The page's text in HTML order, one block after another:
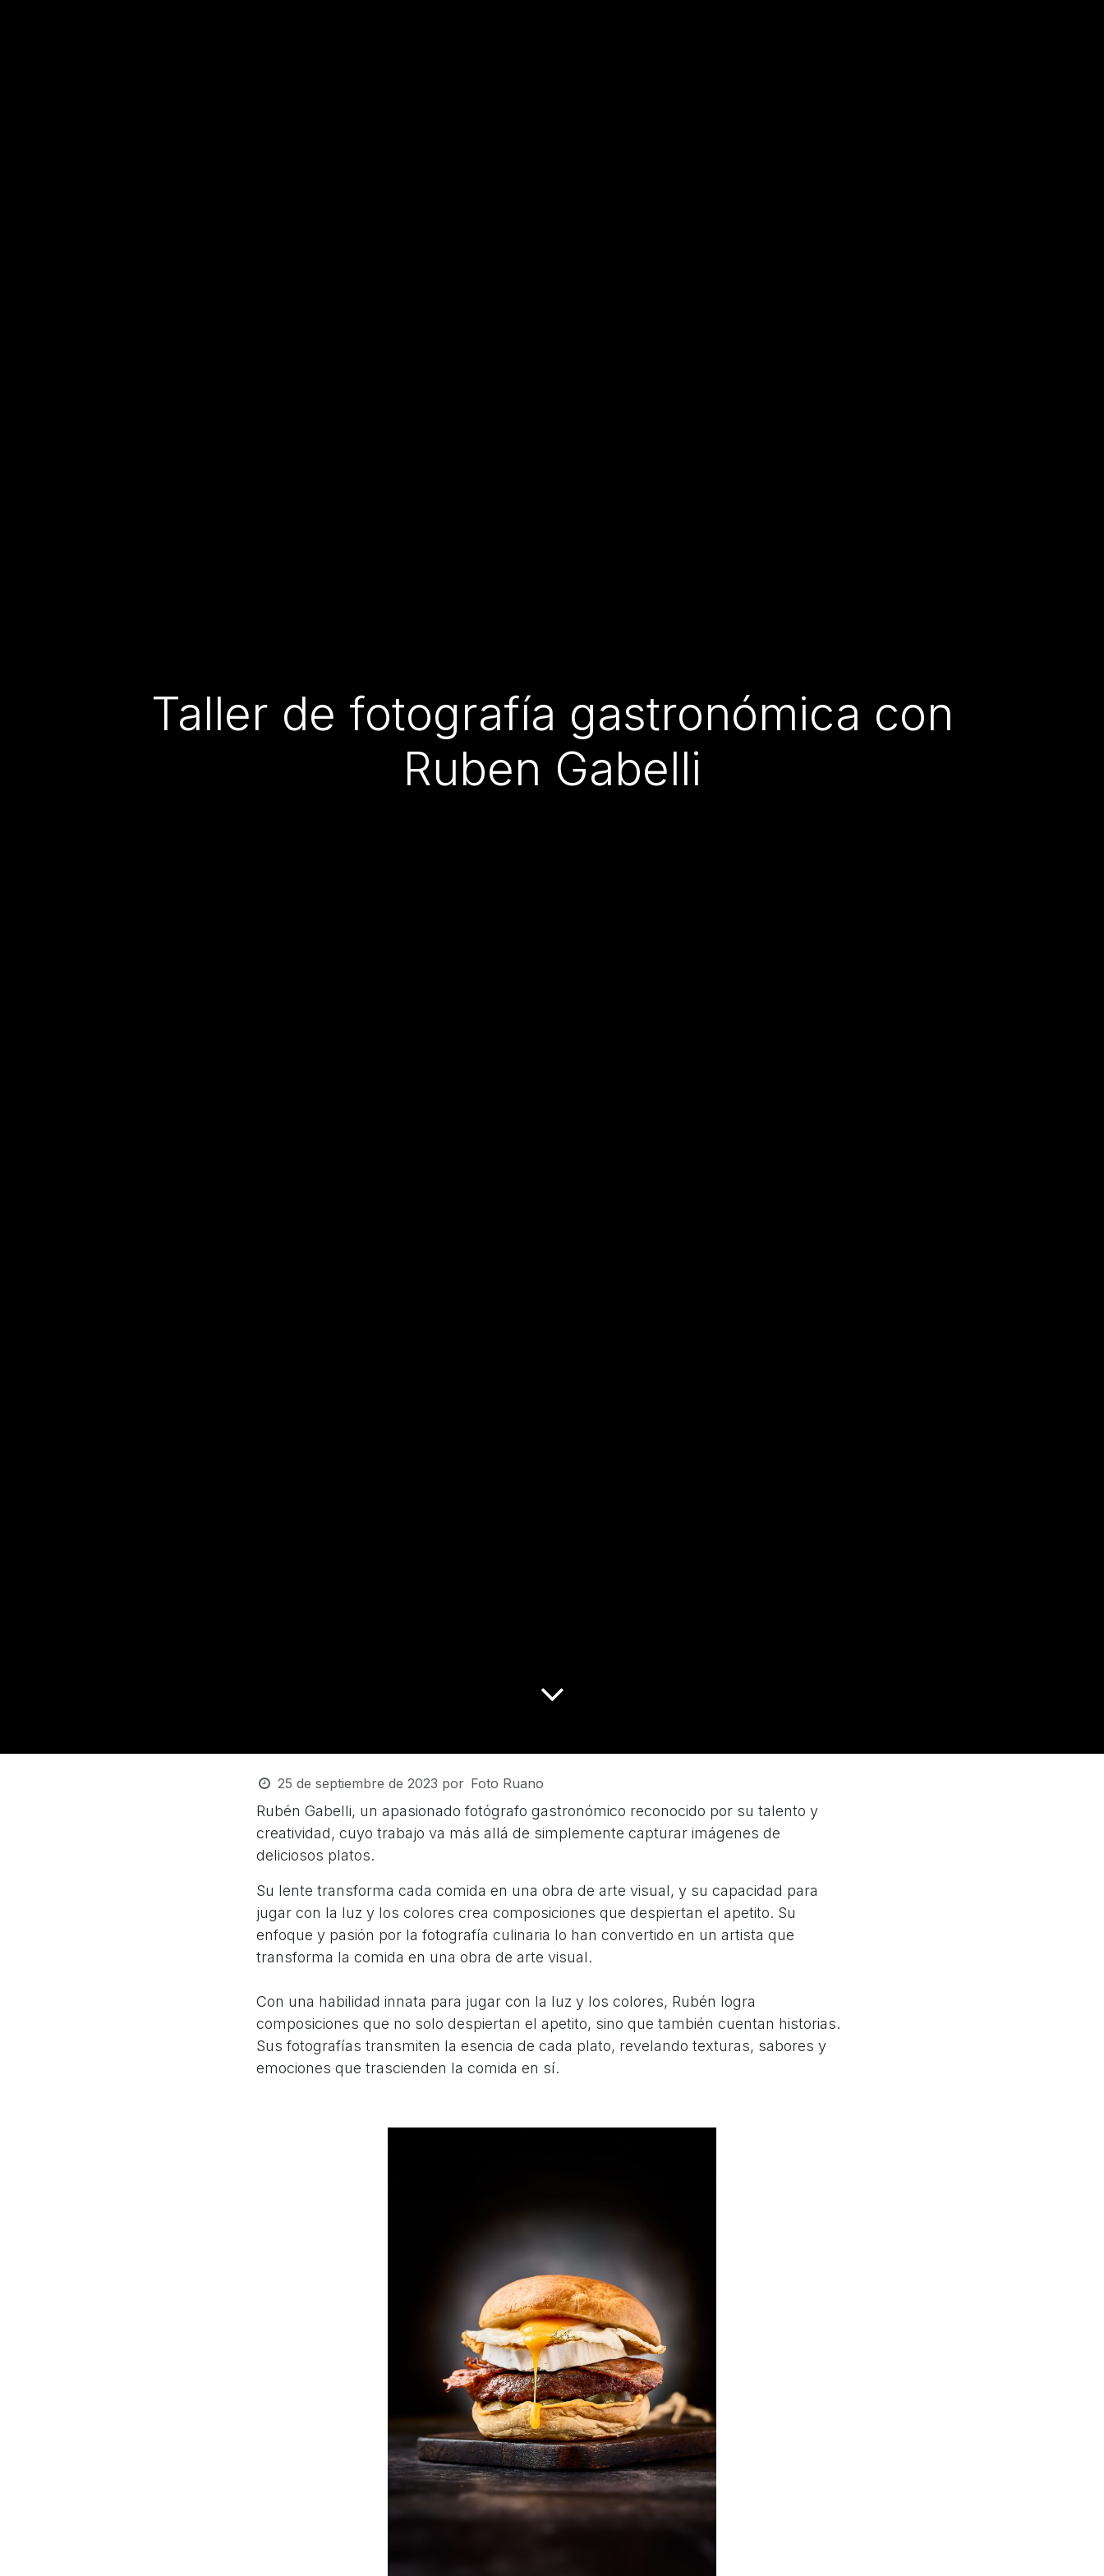
Taller de fotografía gastronómica con
Ruben Gabelli
25 de septiembre de 2023 por Foto Ruano
Rubén Gabelli, un apasionado fotógrafo gastronómico reconocido por su talento y
creatividad, cuyo trabajo va más allá de simplemente capturar imágenes de
deliciosos platos.
Su lente transforma cada comida en una obra de arte visual, y su capacidad para
jugar con la luz y los colores crea composiciones que despiertan el apetito. Su
enfoque y pasión por la fotografía culinaria lo han convertido en un artista que
transforma la comida en una obra de arte visual.
Con una habilidad innata para jugar con la luz y los colores, Rubén logra
composiciones que no solo despiertan el apetito, sino que también cuentan historias.
Sus fotografías transmiten la esencia de cada plato, revelando texturas, sabores y
emociones que trascienden la comida en sí.